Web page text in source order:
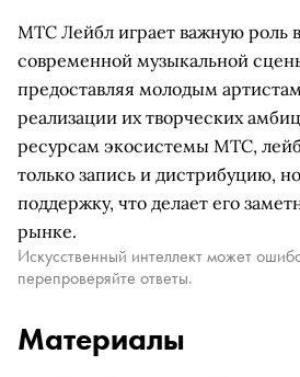
МТС Лейбл играет важную роль
современной музыкальной
предоставляя молодым
реализации их творческих
ресурсам экосистемы МТС,
только запись и дистрибуцию,
поддержку, что делает его
рынке.
Искусственный интеллект может
перепроверяйте ответы.
Материалы